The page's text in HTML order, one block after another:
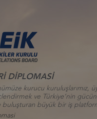
DİPLOMASİ
kurucu
ve Türkiye’nin
büyük bir iş